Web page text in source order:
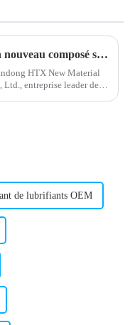
Un nouveau composé stabilisant au plomb développé pour la protection de l'environnement
HTX New Material
Ltd., entreprise leader de
de lubrifiants OEM